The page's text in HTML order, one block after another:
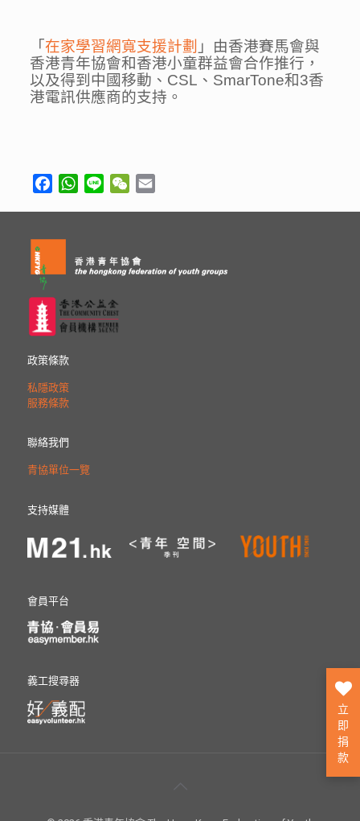
「在家學習網寬支援計劃 」由香港賽馬會與
香港青年協會和香港小童群益會合作推行，
以及得到中國移動、CSL、SmarTone和3香
港電訊供應商的支持。
FacebookWhatsApp
Line WeChat
政策條款
私隱政策
服務條款
聯絡我們
青協單位一覽
支持媒體
會員平台
義工搜尋器
立
即
捐
款